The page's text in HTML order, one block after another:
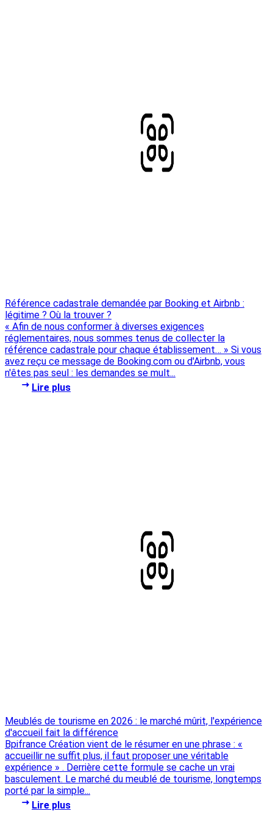
Référence cadastrale demandée par Booking et Airbnb :
légitime ? Où la trouver ?
« Afin de nous conformer à diverses exigences
réglementaires, nous sommes tenus de collecter la
référence cadastrale pour chaque établissement… » Si vous
avez reçu ce message de Booking.com ou d'Airbnb, vous
n'êtes pas seul : les demandes se mult...
Lire plus
Meublés de tourisme en 2026 : le marché mûrit, l'expérience
d'accueil fait la différence
Bpifrance Création vient de le résumer en une phrase : «
accueillir ne suffit plus, il faut proposer une véritable
expérience » . Derrière cette formule se cache un vrai
basculement. Le marché du meublé de tourisme, longtemps
porté par la simple...
Lire plus